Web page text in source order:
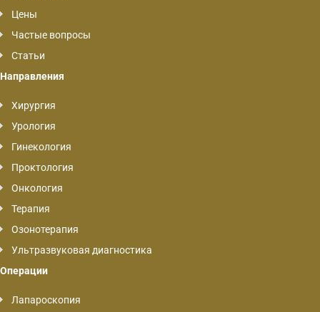
Цены
Частые вопросы
Статьи
Направления
Хирургия
Урология
Гинекология
Проктология
Онкология
Терапия
Озонотерапия
Ультразвуковая диагностика
Операции
Лапароскопия